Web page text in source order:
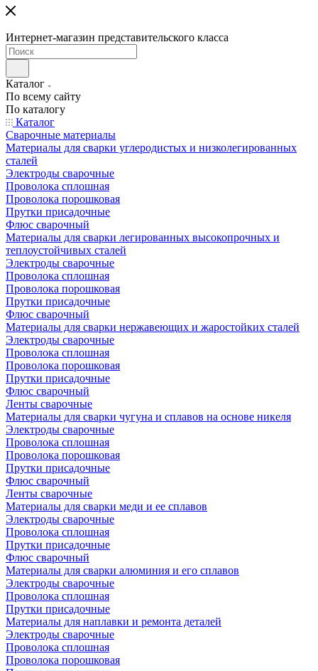
Интернет-магазин представительского класса
Каталог
По всему сайту
По каталогу
Каталог
Сварочные материалы
Материалы для сварки углеродистых и низколегированных
сталей
Электроды сварочные
Проволока сплошная
Проволока порошковая
Прутки присадочные
Флюс сварочный
Материалы для сварки легированных высокопрочных и
теплоустойчивых сталей
Электроды сварочные
Проволока сплошная
Проволока порошковая
Прутки присадочные
Флюс сварочный
Материалы для сварки нержавеющих и жаростойких сталей
Электроды сварочные
Проволока сплошная
Проволока порошковая
Прутки присадочные
Флюс сварочный
Ленты сварочные
Материалы для сварки чугуна и сплавов на основе никеля
Электроды сварочные
Проволока сплошная
Проволока порошковая
Прутки присадочные
Флюс сварочный
Ленты сварочные
Материалы для сварки меди и ее сплавов
Электроды сварочные
Проволока сплошная
Прутки присадочные
Флюс сварочный
Материалы для сварки алюминия и его сплавов
Электроды сварочные
Проволока сплошная
Прутки присадочные
Материалы для наплавки и ремонта деталей
Электроды сварочные
Проволока сплошная
Проволока порошковая